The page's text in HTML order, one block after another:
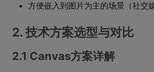
方便嵌入到图片为主的场景（社交
2. 技术方案选型与对比
2.1 Canvas方案详解